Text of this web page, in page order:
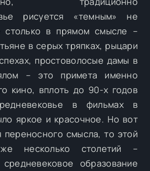
рисуется «темным» не
столько в прямом смысле –
в серых тряпках, рыцари
простоволосые дамы в
– это примета именно
кино, вплоть до 90-х годов
в фильмах в
яркое и красочное. Но вот
переносного смысла, то этой
несколько столетий –
средневековое образование